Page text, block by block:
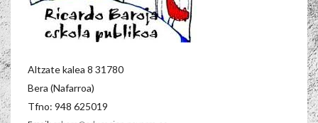
Altzate kalea 8 31780
Bera (Nafarroa)
Tfno: 948 625019